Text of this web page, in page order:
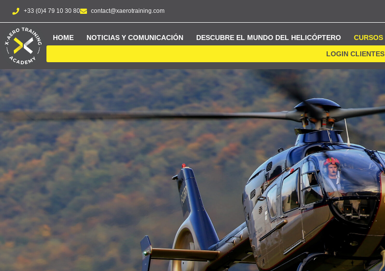
+33 (0)4 79 10 30 80 contact@xaerotraining.com
HOME NOTICIAS Y COMUNICACIÓN DESCUBRE EL MUNDO DEL HELICÓPTERO CURSOS
LOGIN CLIENTES